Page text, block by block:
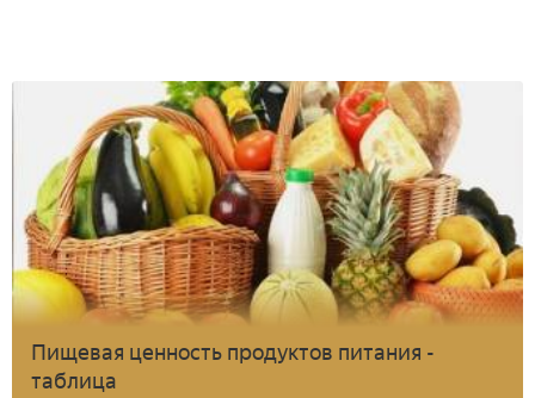
Пищевая ценность продуктов питания -
таблица